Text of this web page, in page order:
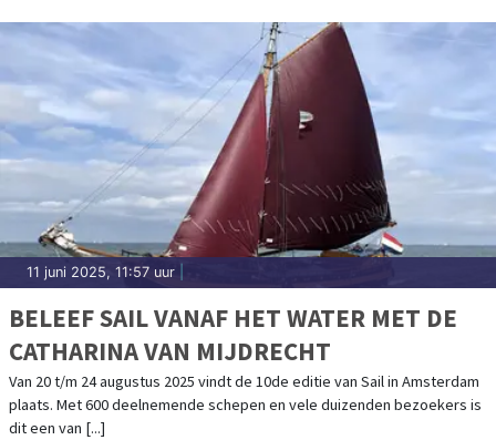
11 juni 2025, 11:57 uur
BELEEF SAIL VANAF HET WATER MET DE
CATHARINA VAN MIJDRECHT
Van 20 t/m 24 augustus 2025 vindt de 10de editie van Sail in Amsterdam
plaats. Met 600 deelnemende schepen en vele duizenden bezoekers is
dit een van [...]